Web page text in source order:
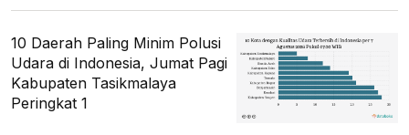
10 Daerah Paling Minim Polusi
Udara di Indonesia, Jumat Pagi
Kabupaten Tasikmalaya
Peringkat 1